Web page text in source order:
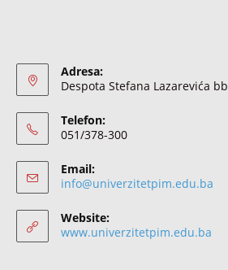
Adresa:
Despota Stefana Lazarevića bb
Telefon:
051/378-300
Email:
info@univerzitetpim.edu.ba
Website:
www.univerzitetpim.edu.ba